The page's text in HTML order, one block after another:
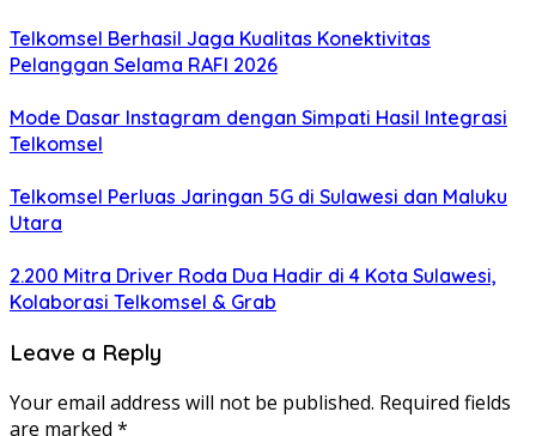
Telkomsel Berhasil Jaga Kualitas Konektivitas
Pelanggan Selama RAFI 2026
Mode Dasar Instagram dengan Simpati Hasil Integrasi
Telkomsel
Telkomsel Perluas Jaringan 5G di Sulawesi dan Maluku
Utara
2.200 Mitra Driver Roda Dua Hadir di 4 Kota Sulawesi,
Kolaborasi Telkomsel & Grab
Leave a Reply
Your email address will not be published. Required fields
are marked *